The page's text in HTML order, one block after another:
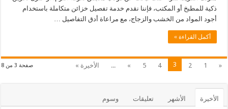
ذكية للمطبخ أو المكتب، فإننا نقدم خدمة تفصيل خزائن متكاملة باستخدام
أجود المواد من الخشب والزجاج، مع مراعاة أدق التفاصيل …
أكمل القراءة »
صفحة 3 من 8 «
1
2
3
4
5
»
... الأخيرة »
الأخيرة الأشهر تعليقات وسوم